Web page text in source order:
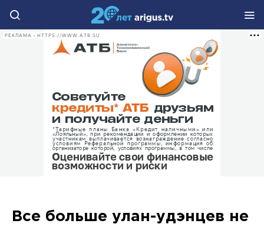
РЕКЛАМА • HTTPS://WWW.ATB.SU
Все больше улан-удэнцев не